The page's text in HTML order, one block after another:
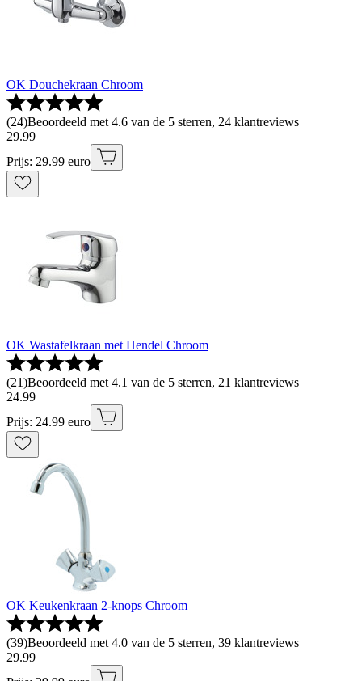
OK Douchekraan Chroom
(24)Beoordeeld met 4.6 van de 5 sterren, 24 klantreviews
29.99
Prijs: 29.99 euro
OK Wastafelkraan met Hendel Chroom
(21)Beoordeeld met 4.1 van de 5 sterren, 21 klantreviews
24.99
Prijs: 24.99 euro
OK Keukenkraan 2-knops Chroom
(39)Beoordeeld met 4.0 van de 5 sterren, 39 klantreviews
29.99